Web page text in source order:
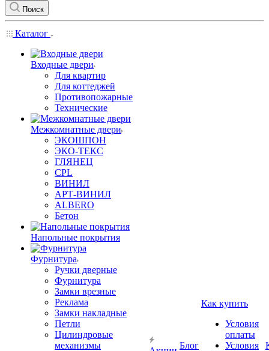
Поиск
Каталог
Входные двери
Для квартир
Для коттеджей
Противопожарные
Технические
Межкомнатные двери
ЭКОШПОН
ЭКО-ТЕКС
ГЛЯНЕЦ
CPL
ВИНИЛ
АРТ-ВИНИЛ
ALBERO
Бетон
Напольные покрытия
Фурнитура
Ручки дверные
Фурнитура
Замки врезные
Реклама
Замки накладные
Петли
Цилиндровые
механизмы
Блог
Как купить
Условия
оплаты
Условия